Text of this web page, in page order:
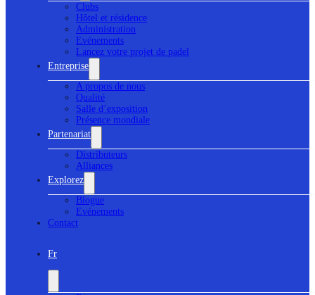
Clubs
Hôtel et résidence
Administration
Evénements
Lancez votre projet de padel
Entreprise
A propos de nous
Qualité
Salle d’exposition
Présence mondiale
Partenariat
Distributeurs
Alliances
Explorez
Blogue
Evénements
Contact
Fr